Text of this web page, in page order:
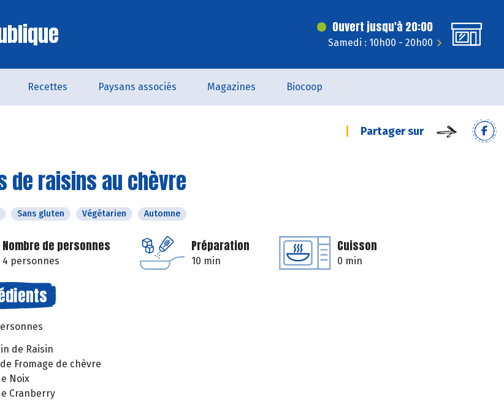
Ouvert jusqu'à 20:00
Samedi : 10h00 - 20h00
Recettes Paysans associés Magazines Biocoop
Partager sur
de raisins au chèvre
Sans gluten Végétarien Automne
Nombre de personnes
4 personnes
Préparation
10 min
Cuisson
0 min
de Raisin
Fromage de chèvre
Noix
Cranberry